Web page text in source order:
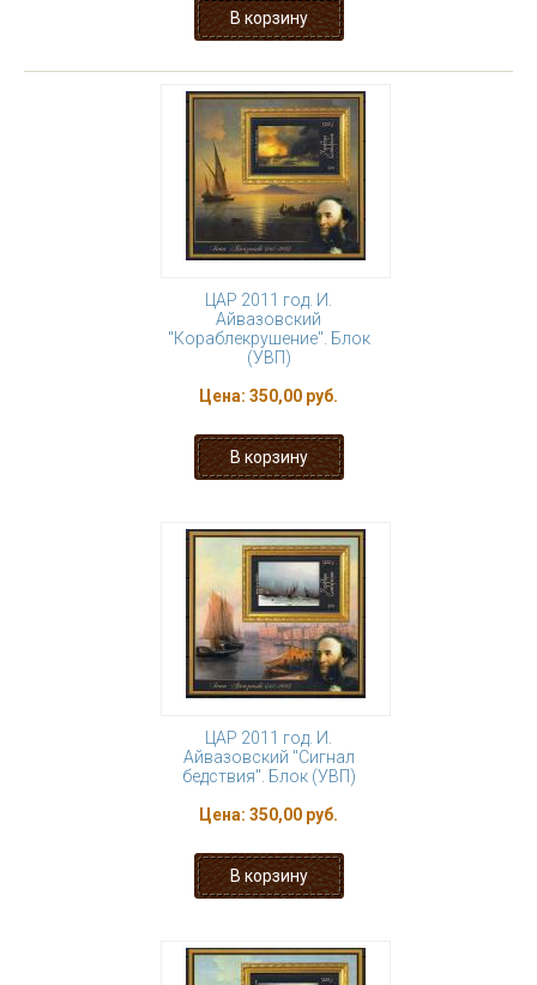
ЦАР 2011 год. И.
Айвазовский
"Кораблекрушение". Блок
(УВП)
Цена: 350,00 руб.
ЦАР 2011 год. И.
Айвазовский "Сигнал
бедствия". Блок (УВП)
Цена: 350,00 руб.